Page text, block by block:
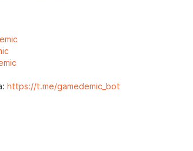
https://t.me/gamedemic_bot